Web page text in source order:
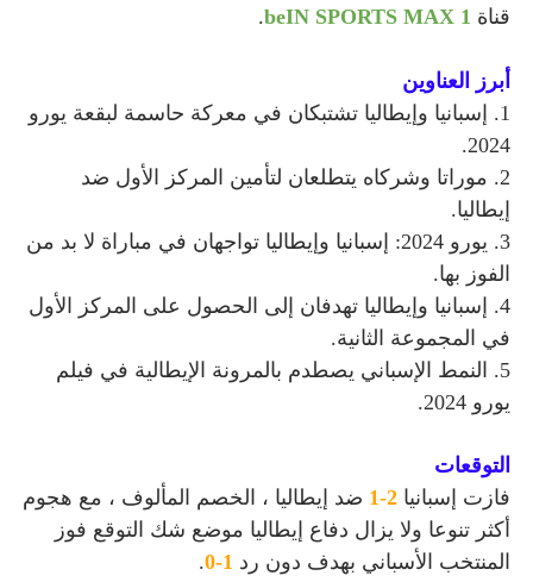
قناة beIN SPORTS MAX 1
.
أبرز العناوين
1. إسبانيا وإيطاليا تشتبكان في معركة حاسمة لبقعة يورو
2024.
2. موراتا وشركاه يتطلعان لتأمين المركز الأول ضد
إيطاليا.
3. يورو 2024: إسبانيا وإيطاليا تواجهان في مباراة لا بد من
الفوز بها.
4. إسبانيا وإيطاليا تهدفان إلى الحصول على المركز الأول
في المجموعة الثانية.
5. النمط الإسباني يصطدم بالمرونة الإيطالية في فيلم
يورو 2024.
التوقعات
فازت إسبانيا 2-1
ضد إيطاليا ، الخصم المألوف ، مع هجوم
أكثر تنوعا ولا يزال دفاع إيطاليا موضع شك التوقع فوز
المنتخب الأسباني بهدف دون رد 1-0
.